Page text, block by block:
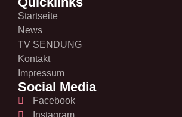
Startseite
News
TV SENDUNG
Kontakt
Impressum
Social Media
Facebook
Instagram